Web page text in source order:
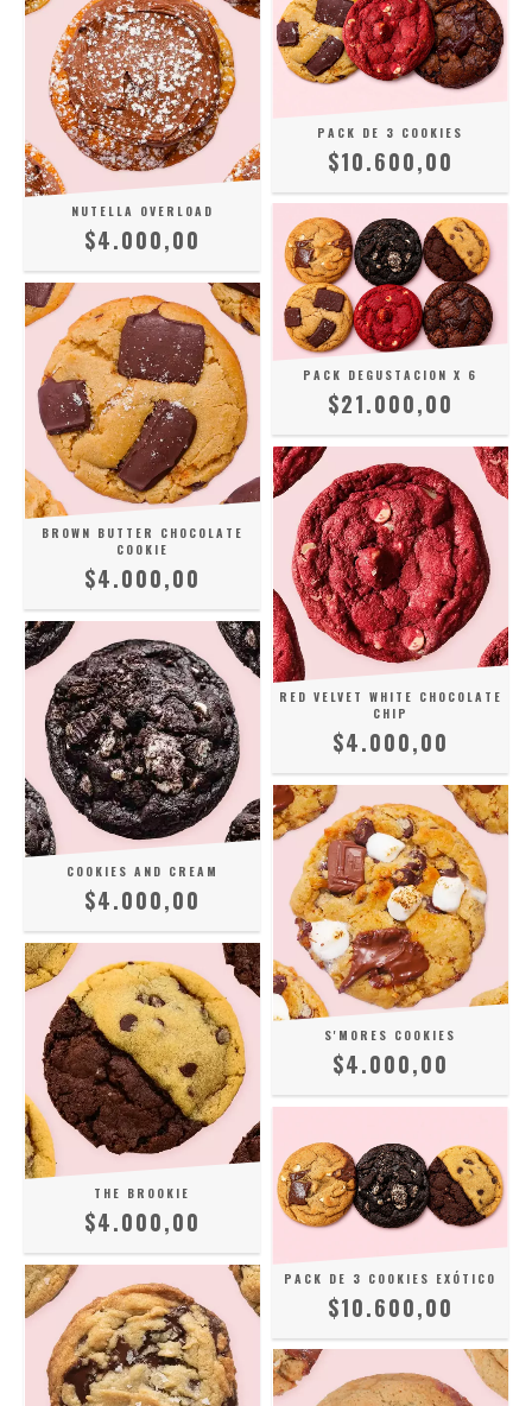
NUTELLA OVERLOAD
$4.000,00
PACK DE 3 COOKIES
$10.600,00
BROWN BUTTER CHOCOLATE
COOKIE
$4.000,00
PACK DEGUSTACION X 6
$21.000,00
COOKIES AND CREAM
$4.000,00
RED VELVET WHITE CHOCOLATE
CHIP
$4.000,00
THE BROOKIE
$4.000,00
S'MORES COOKIES
$4.000,00
PACK DE 3 COOKIES EXÓTICO
$10.600,00